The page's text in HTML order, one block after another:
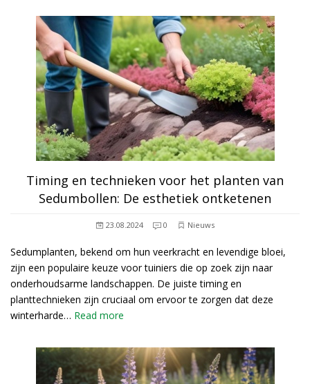
Timing en technieken voor het planten van
Sedumbollen: De esthetiek ontketenen
23.08.2024 0 Nieuws
Sedumplanten, bekend om hun veerkracht en levendige bloei,
zijn een populaire keuze voor tuiniers die op zoek zijn naar
onderhoudsarme landschappen. De juiste timing en
planttechnieken zijn cruciaal om ervoor te zorgen dat deze
winterharde… Read more